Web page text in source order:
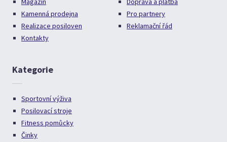
Kamenná prodejna
Realizace posiloven
Kontakty
Pro partnery
Reklamační řád
Kategorie
Sportovní výživa
Posilovací stroje
Fitness pomůcky
Činky